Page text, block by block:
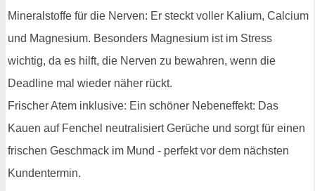
Mineralstoffe für die Nerven: Er steckt voller Kalium, Calcium
und Magnesium. Besonders Magnesium ist im Stress
wichtig, da es hilft, die Nerven zu bewahren, wenn die
Deadline mal wieder näher rückt.
Frischer Atem inklusive: Ein schöner Nebeneffekt: Das
Kauen auf Fenchel neutralisiert Gerüche und sorgt für einen
frischen Geschmack im Mund - perfekt vor dem nächsten
Kundentermin.